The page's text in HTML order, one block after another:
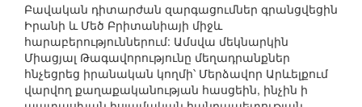
Բավական դիտարժան զարգացումներ գրանցվեցին
Իրանի և Մեծ Բրիտանիայի միջև
հարաբերություններում: Ամսվա մեկնարկին
Միացյալ Թագավորությունը մեղադրանքներ
հնչեցրեց իրանական կողմի՝ Մերձավոր Արևելքում
վարվող քաղաքականության հասցեին, ինչին ի